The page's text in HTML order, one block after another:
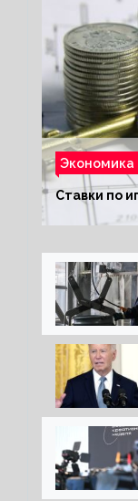
Экономика
Ставки по